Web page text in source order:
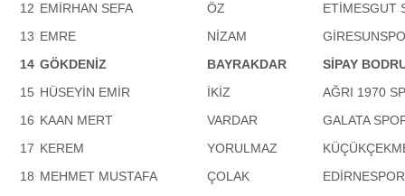
12 EMİRHAN SEFA ÖZ
ETİMESGUT
13 EMRE NİZAM
14 GÖKDENİZ BAYRAKDAR
SİPAY
15 HÜSEYİN EMİR İKİZ
AĞRI 1970
16 KAAN MERT VARDAR
GALATA
17 KEREM YORULMAZ
18 MEHMET MUSTAFA ÇOLAK
EDİRNESPOR